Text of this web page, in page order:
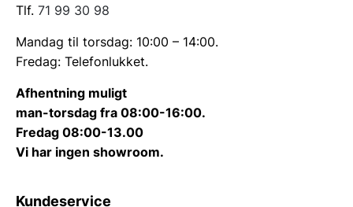
Tlf. 71 99 30 98
Mandag til torsdag: 10:00 – 14:00.
Fredag: Telefonlukket.
Afhentning muligt
man-torsdag fra 08:00-16:00.
Fredag 08:00-13.00
Vi har ingen showroom.
Kundeservice